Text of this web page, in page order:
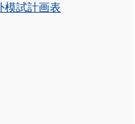
模試計画表